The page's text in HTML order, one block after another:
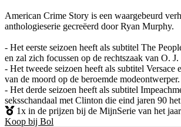
American Crime Story is een waargebeurd
anthologieserie gecreëerd door Ryan Murphy.
- Het eerste seizoen heeft als subtitel The
en zal zich focussen op de rechtszaak van O. J.
- Het tweede seizoen heeft als subtitel Versace
van de moord op de beroemde modeontwerper.
- Het derde seizoen heeft als subtitel
seksschandaal met Clinton die eind jaren 90
1x in de prijzen bij de MijnSerie van het
Koop bij Bol